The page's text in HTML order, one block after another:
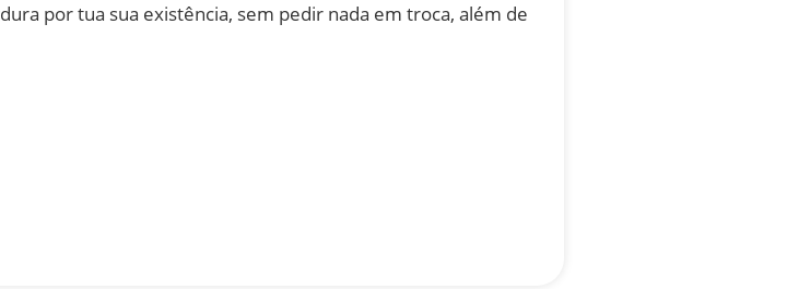
por tua sua existência, sem pedir nada em troca, além de